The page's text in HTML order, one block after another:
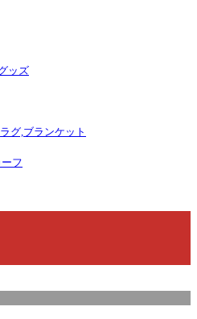
ッズ
グ,ブランケット
フ